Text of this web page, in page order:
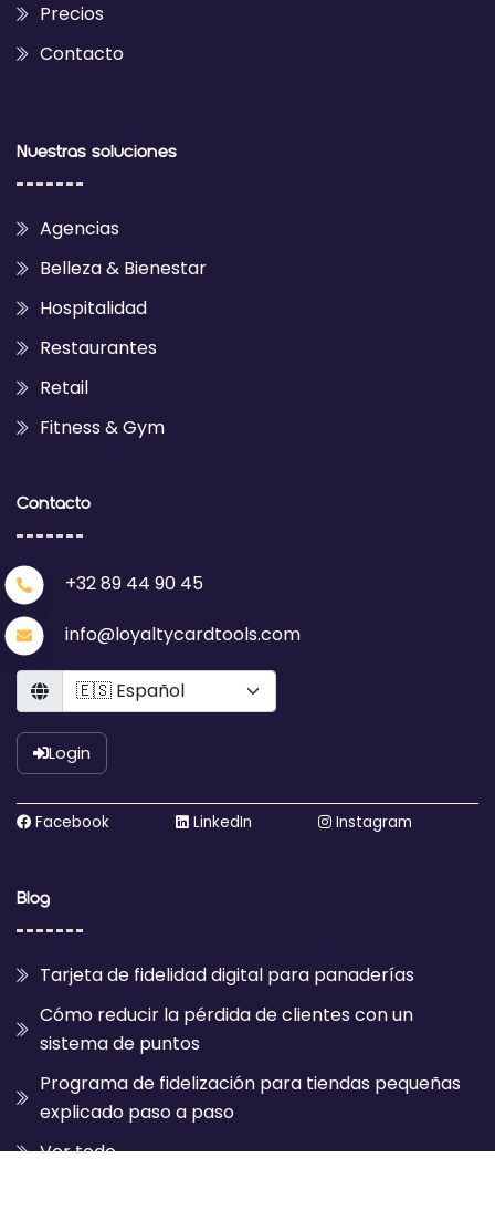
Precios
Contacto
Nuestras soluciones
Agencias
Belleza & Bienestar
Hospitalidad
Restaurantes
Retail
Fitness & Gym
Contacto
+32 89 44 90 45
info@loyaltycardtools.com
Language
Login
Facebook LinkedIn Instagram
Blog
Tarjeta de fidelidad digital para panaderías
Cómo reducir la pérdida de clientes con un
sistema de puntos
Programa de fidelización para tiendas pequeñas
explicado paso a paso
Ver todo